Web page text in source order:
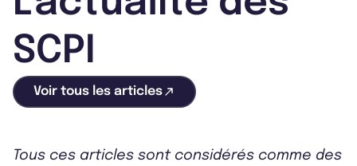
SCPI
Voir tous les articles
Tous ces articles sont considérés comme des